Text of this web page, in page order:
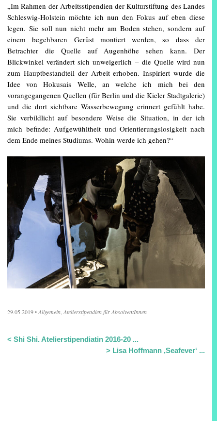
„Im Rahmen der Arbeitsstipendien der Kulturstiftung des Landes
Schleswig-Holstein möchte ich nun den Fokus auf eben diese
legen. Sie soll nun nicht mehr am Boden stehen, sondern auf
einem begehbaren Gerüst montiert werden, so dass der
Betrachter die Quelle auf Augenhöhe sehen kann. Der
Blickwinkel verändert sich unweigerlich – die Quelle wird nun
zum Hauptbestandteil der Arbeit erhoben. Inspiriert wurde die
Idee von Hokusais Welle, an welche ich mich bei den
vorangegangenen Quellen (für Berlin und die Kieler Stadtgalerie)
und die dort sichtbare Wasserbewegung erinnert gefühlt habe.
Sie verbildlicht auf besondere Weise die Situation, in der ich
mich befinde: Aufgewühltheit und Orientierungslosigkeit nach
dem Ende meines Studiums. Wohin werde ich gehen?“
29.05.2019•Allgemein Atelierstipendien für AbsolventInnen
< Shi Shi. Atelierstipendiatin 2016-20 ...
> Lisa Hoffmann ‚Seafever‘ ...